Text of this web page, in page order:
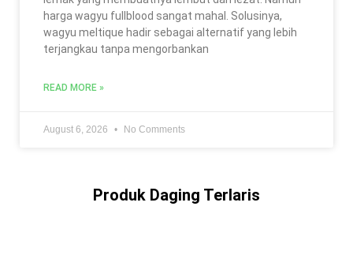
harga wagyu fullblood sangat mahal. Solusinya,
wagyu meltique hadir sebagai alternatif yang lebih
terjangkau tanpa mengorbankan
READ MORE »
August 6, 2026 No Comments
Produk Daging Terlaris